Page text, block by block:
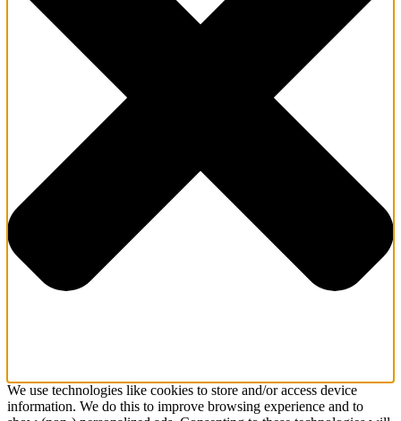
We use technologies like cookies to store and/or access device
information. We do this to improve browsing experience and to